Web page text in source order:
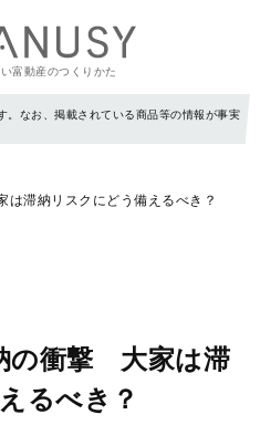
富動産のつくりかた
。なお、掲載されている商品等の情報が事実
滞納リスクにどう備えるべき？
の衝撃 大家は滞
るべき？